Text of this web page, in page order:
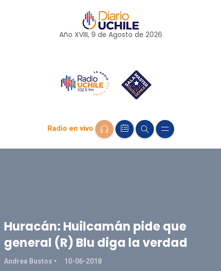
Año XVIII, 9 de Agosto de 2026
Radio en vivo
Huracán: Huilcamán pide que
general (R) Blu diga la verdad
Andrea Bustos 10-06-2018